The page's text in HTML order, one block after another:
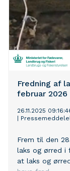
Fredning af
februar 2026
26.11.2025
Frem til den
laks og ørred i
at laks og